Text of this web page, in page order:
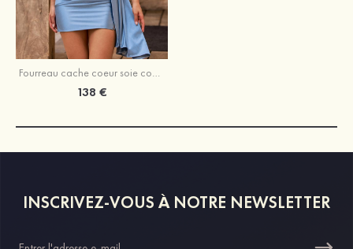
Fourreau cache coeur soie comme du satin courte/mini robe de fête de la rentrée avec appliqué paillettes
138 €
INSCRIVEZ-VOUS À NOTRE NEWSLETTER